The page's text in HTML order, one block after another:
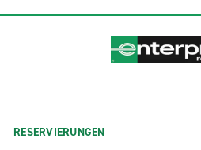
RESERVIERUNGEN